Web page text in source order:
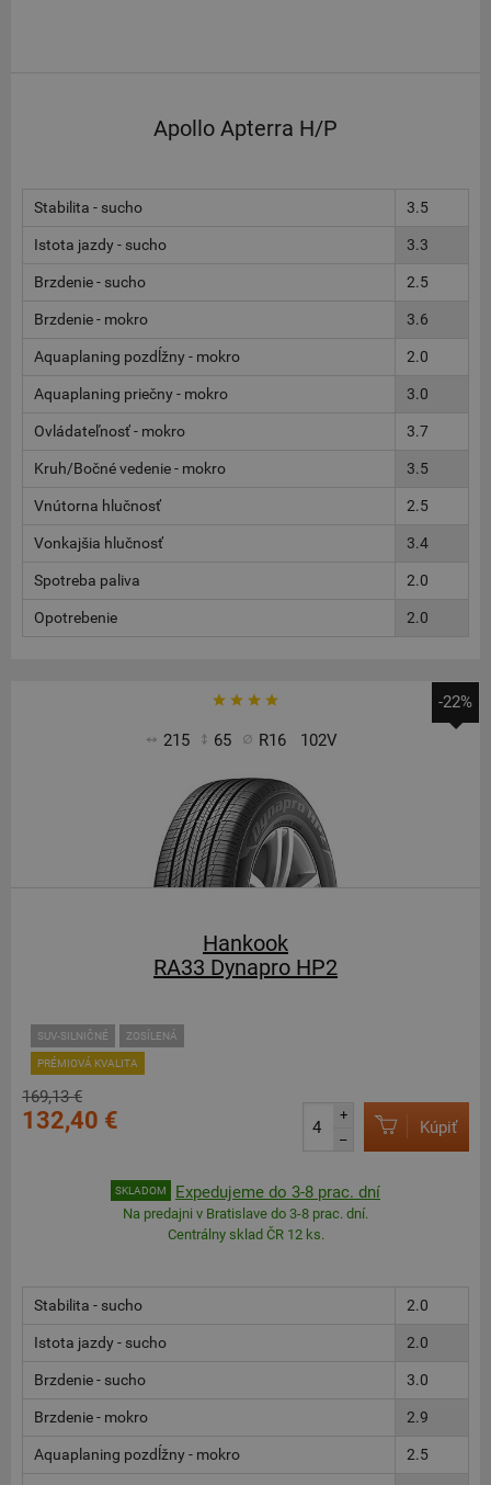
Apollo Apterra H/P
Stabilita - sucho 3.5
Istota jazdy - sucho 3.3
Brzdenie - sucho 2.5
Brzdenie - mokro 3.6
Aquaplaning pozdĺžny - mokro 2.0
Aquaplaning priečny - mokro 3.0
Ovládateľnosť - mokro 3.7
Kruh/Bočné vedenie - mokro 3.5
Vnútorna hlučnosť 2.5
Vonkajšia hlučnosť 3.4
Spotreba paliva 2.0
Opotrebenie 2.0
215 65 R16 102V
-22%
Hankook
RA33 Dynapro HP2
SUV-SILNIČNÉ ZOSÍLENÁ
PRÉMIOVÁ KVALITA
169,13 €
132,40 €
+
–
Kúpiť
SKLADOM Expedujeme do 3-8 prac. dní
Na predajni v Bratislave do 3-8 prac. dní.
Centrálny sklad ČR 12 ks.
Stabilita - sucho 2.0
Istota jazdy - sucho 2.0
Brzdenie - sucho 3.0
Brzdenie - mokro 2.9
Aquaplaning pozdĺžny - mokro 2.5